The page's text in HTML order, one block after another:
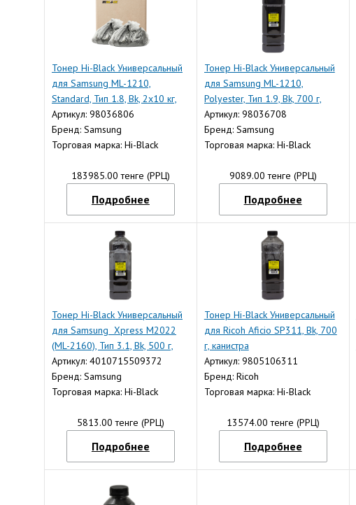
Тонер Hi-Black Универсальный
для Samsung ML-1210,
Standard, Тип 1.8, Bk, 2x10 кг,
коробка
Артикул: 98036806
Бренд: Samsung
Торговая марка: Hi-Black
183985.00 тенге (РРЦ)
Подробнее
Тонер Hi-Black Универсальный
для Samsung ML-1210,
Polyester, Тип 1.9, Bk, 700 г,
канистра
Артикул: 98036708
Бренд: Samsung
Торговая марка: Hi-Black
9089.00 тенге (РРЦ)
Подробнее
Тонер Hi-Black Универсальный
для Samsung Xpress M2022
(ML-2160), Тип 3.1, Bk, 500 г,
канистра
Артикул: 4010715509372
Бренд: Samsung
Торговая марка: Hi-Black
5813.00 тенге (РРЦ)
Подробнее
Тонер Hi-Black Универсальный
для Ricoh Aficio SP311, Bk, 700
г, канистра
Артикул: 9805106311
Бренд: Ricoh
Торговая марка: Hi-Black
13574.00 тенге (РРЦ)
Подробнее